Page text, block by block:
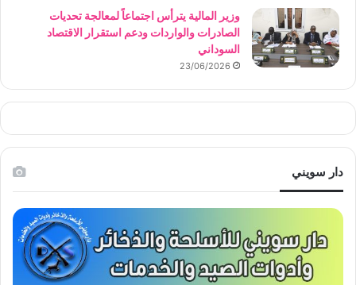
وزير المالية يترأس اجتماعاً لمعالجة تحديات
الصادرات والواردات ودعم استقرار الاقتصاد
السوداني
23/06/2026
دار سويني